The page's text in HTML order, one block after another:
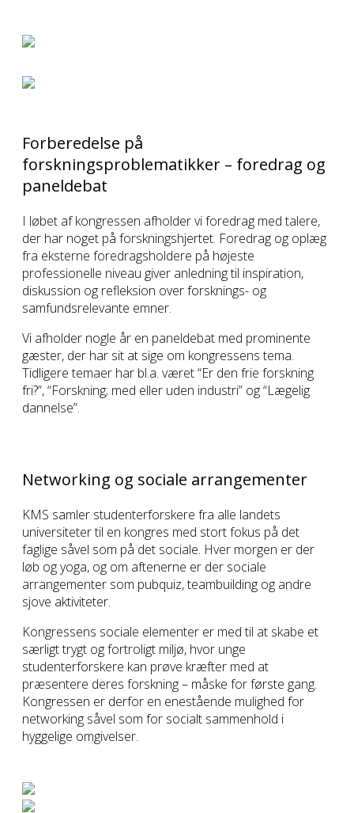
Forberedelse på
forskningsproblematikker – foredrag og
paneldebat
I løbet af kongressen afholder vi foredrag med talere,
der har noget på forskningshjertet. Foredrag og oplæg
fra eksterne foredragsholdere på højeste
professionelle niveau giver anledning til inspiration,
diskussion og refleksion over forsknings- og
samfundsrelevante emner.
Vi afholder nogle år en paneldebat med prominente
gæster, der har sit at sige om kongressens tema.
Tidligere temaer har bl.a. været “Er den frie forskning
fri?”, “Forskning; med eller uden industri” og “Lægelig
dannelse”.
Networking og sociale arrangementer
KMS samler studenterforskere fra alle landets
universiteter til en kongres med stort fokus på det
faglige såvel som på det sociale. Hver morgen er der
løb og yoga, og om aftenerne er der sociale
arrangementer som pubquiz, teambuilding og andre
sjove aktiviteter.
Kongressens sociale elementer er med til at skabe et
særligt trygt og fortroligt miljø, hvor unge
studenterforskere kan prøve kræfter med at
præsentere deres forskning – måske for første gang.
Kongressen er derfor en enestående mulighed for
networking såvel som for socialt sammenhold i
hyggelige omgivelser.